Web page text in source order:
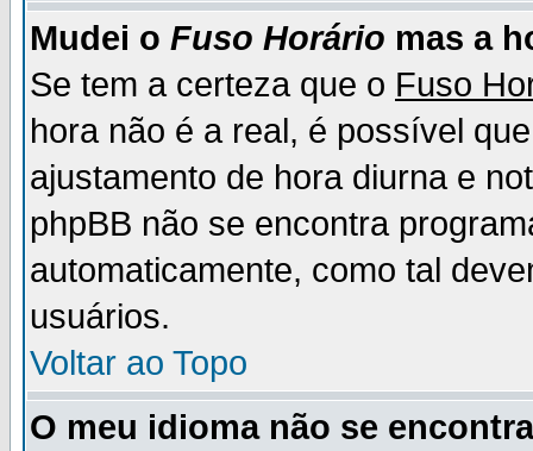
Mudei o Fuso Horário mas a
Se tem a certeza que o Fuso
hora não é a real, é possível
ajustamento de hora diurna e
phpBB não se encontra
automaticamente, como tal
usuários.
Voltar ao Topo
O meu idioma não se